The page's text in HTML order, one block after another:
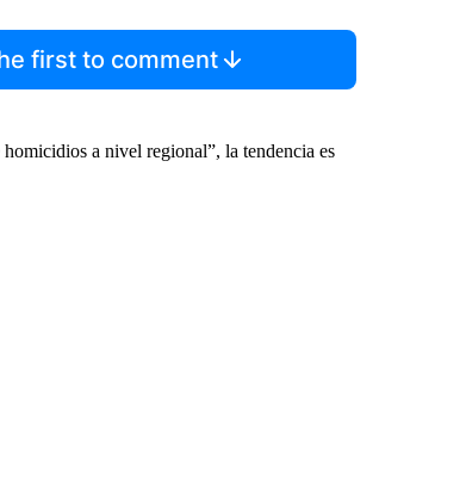
first to comment
a nivel regional”, la tendencia es